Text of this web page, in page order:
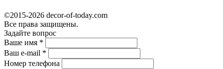
©2015-2026 decor-of-today.com
Все права защищены.
Задайте вопрос
Ваше имя *
Ваш e-mail *
Номер телефона